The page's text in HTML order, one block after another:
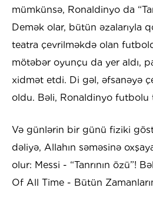
mümkünsə, Ronaldinyo da
Demək olar, bütün əzalarıyla
teatra çevrilməkdə olan
mötəbər oyunçu da yer aldı,
xidmət etdi. Di gəl, əfsanəyə
oldu. Bəli, Ronaldinyo futbolu
Və günlərin bir günü fiziki
dəliyə, Allahın səməsinə
olur: Messi - “Tanrının özü”!
Of All Time - Bütün